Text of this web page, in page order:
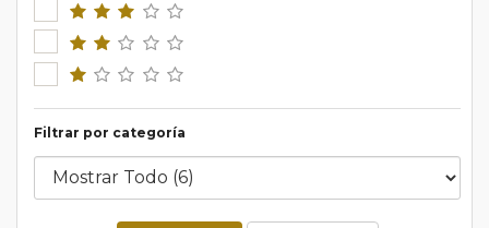
Filtrar por categoría